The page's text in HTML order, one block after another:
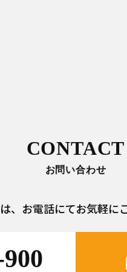
CONTACT
お問い合わせ
、 お電話にてお気軽に